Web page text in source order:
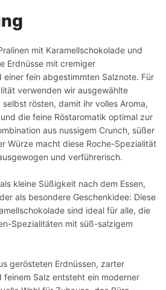
mit Karamellschokolade und
Erdnüsse mit cremiger
einer fein abgestimmten Salznote. Für
verwenden wir ausgewählte
rösten, damit ihr volles Aroma,
die feine Röstaromatik optimal zur
aus nussigem Crunch, süßer
Würze macht diese Roche-Spezialität
und verführerisch.
kleine Süßigkeit nach dem Essen,
als besondere Geschenkidee: Diese
sind ideal für alle, die
Spezialitäten mit süß-salzigem
gerösteten Erdnüssen, zarter
feinem Salz entsteht ein moderner